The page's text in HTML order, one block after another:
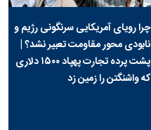
چرا رویای آمریکایی سرنگونی رژیم و
نابودی محور مقاومت تعبیر نشد؟ |
پشت پرده تجارت پهپاد‌ ۱۵۰۰ دلاری
که واشنگتن را زمین زد